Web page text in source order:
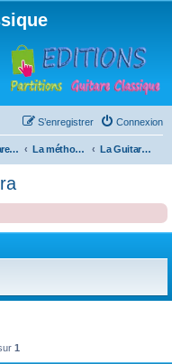
Connexion
S’enregistrer
La guitare : instrument, cours et théorie La méthode à Paulo La Guitare, Paulo da Fontoura
1